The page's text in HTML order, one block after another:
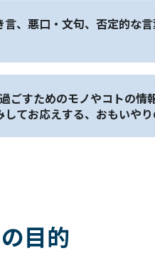
、悪口・文句、否定的な
すためのモノやコトの情
てお応えする、おもいやり
目的